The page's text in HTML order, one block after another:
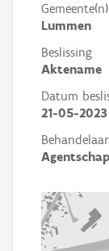
Gemeente(n)
Lummen
Beslissing
Aktename
Datum
21-05-2023
Behandelaar